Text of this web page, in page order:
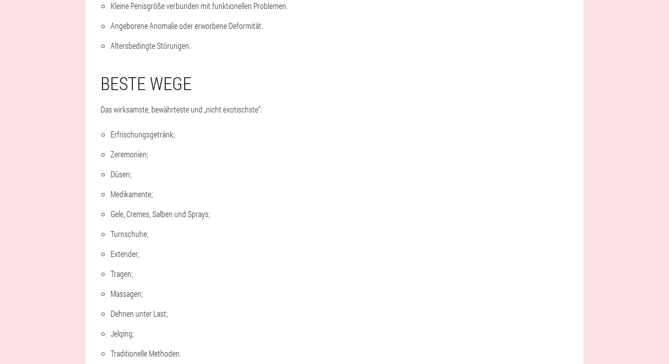
Kleine Penisgröße verbunden mit funktionellen Problemen.
Angeborene Anomalie oder erworbene Deformität.
Altersbedingte Störungen.
BESTE WEGE
Das wirksamste, bewährteste und „nicht exotischste“:
Erfrischungsgetränk;
Zeremonien;
Düsen;
Medikamente;
Gele, Cremes, Salben und Sprays;
Turnschuhe;
Extender;
Tragen;
Massagen;
Dehnen unter Last;
Jelqing;
Traditionelle Methoden.